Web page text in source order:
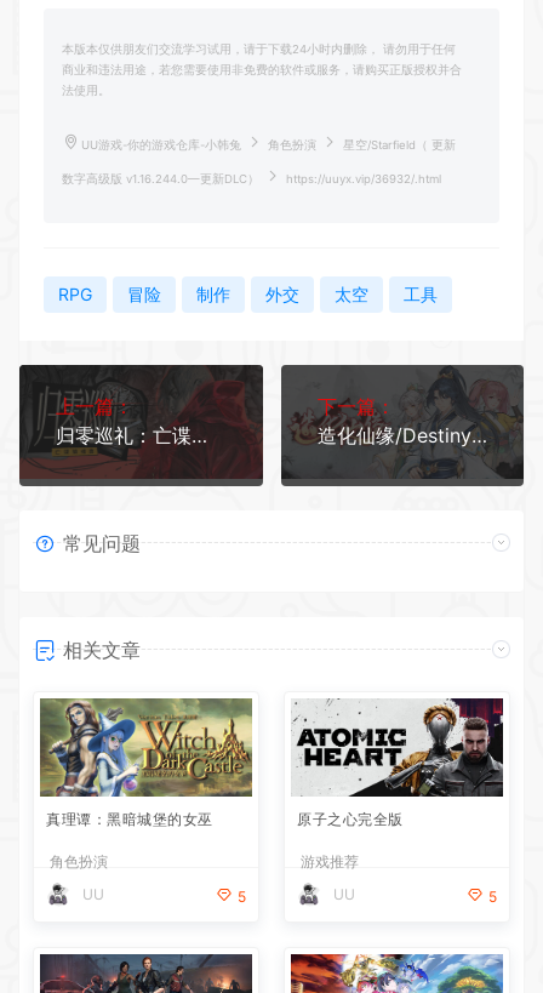
本版本仅供朋友们交流学习试用，请于下载24小时内删除， 请勿用于任何
商业和违法用途，若您需要使用非免费的软件或服务，请购买正版授权并合
法使用。
UU游戏-你的游戏仓库-小韩兔 角色扮演 星空/Starfield（ 更新
数字高级版 v1.16.244.0—更新DLC） https://uuyx.vip/36932/.html
RPG 冒险 制作 外交 太空 工具
上一篇：
归零巡礼：亡谍镇魂曲 更新v1.1.37407
下一篇：
造化仙缘/Destiny of Immortal
常见问题
相关文章
真理谭：黑暗城堡的女巫
角色扮演
UU
5
原子之心完全版
游戏推荐
UU
5